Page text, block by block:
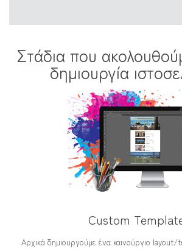
Στάδια που
δημιουργία
Custom
Αρχικά δημιουργούμε ένα καινούργιο layout/